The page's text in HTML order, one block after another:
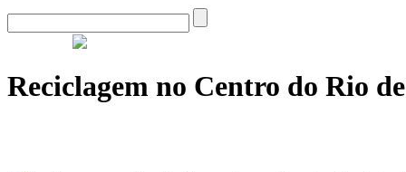
Reciclagem no Centro do Rio